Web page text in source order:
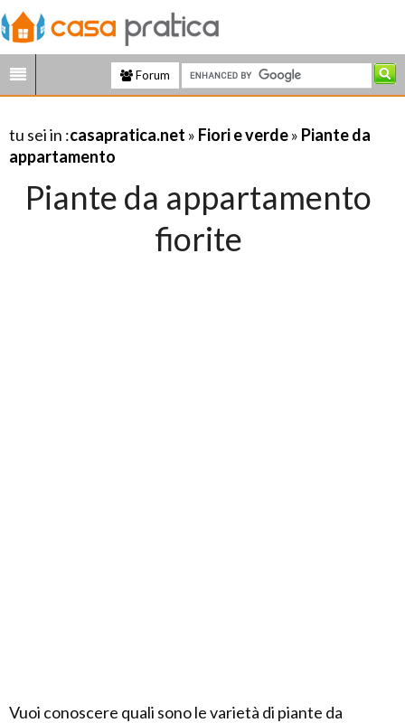
Forum
tu sei in :casapratica.net » Fiori e verde» Piante da
appartamento
Piante da appartamento
fiorite
Vuoi conoscere quali sono le varietà di piante da